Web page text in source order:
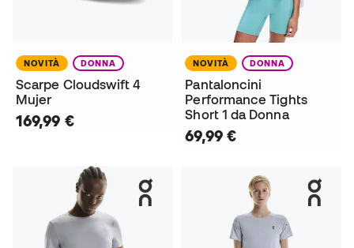
NOVITÀ DONNA
Scarpe Cloudswift 4
Mujer
169,99 €
NOVITÀ DONNA
Pantaloncini
Performance Tights
Short 1 da Donna
69,99 €